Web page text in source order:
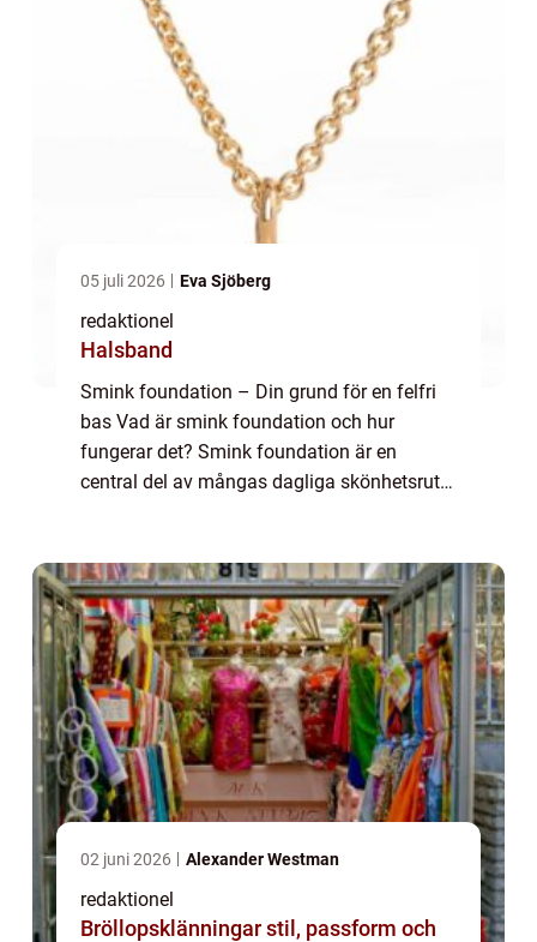
05 juli 2026 Eva Sjöberg
redaktionel
Halsband
Smink foundation – Din grund för en felfri
bas Vad är smink foundation och hur
fungerar det? Smink foundation är en
central del av mångas dagliga skönhetsrutin
öve...
02 juni 2026 Alexander Westman
redaktionel
Bröllopsklänningar stil, passform och